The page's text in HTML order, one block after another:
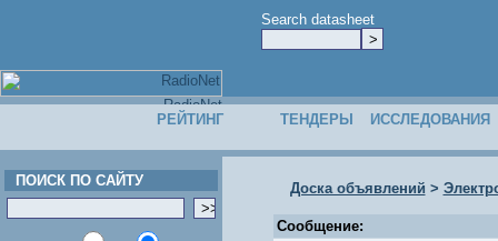
Search datasheet
РЕЙТИНГ ТЕНДЕРЫ ИССЛЕДОВАНИЯ
ПОИСК ПО САЙТУ Доска объявлений >
Сообщение: